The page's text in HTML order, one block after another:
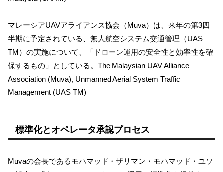
マレーシアUAVアライアンス協会（Muva）は、来年の第3四
半期に予定されている、無人航空システム交通管理（UAS
TM）の実施について、「ドローン運用の安全性と効率性を確
保するもの」としている。The Malaysian UAV Alliance
Association (Muva), Unmanned Aerial System Traffic
Management (UAS TM)
標準化とオペレータ承認プロセス
Muvaの会長であるモハマッド・ザリマン・モハマッド・ユソ